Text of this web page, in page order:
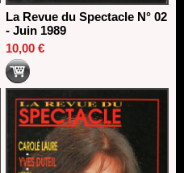
La Revue du Spectacle N° 02
- Juin 1989
10,00 €